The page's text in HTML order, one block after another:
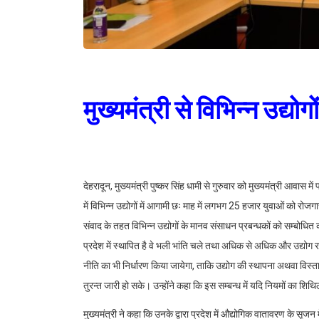
मुख्यमंत्री से विभिन्न
देहरादून, मुख्यमंत्री पुष्कर सिंह धामी से गुरुवार को मुख्यमंत्री आवास
में विभिन्न उद्योगों में आगामी छः माह में लगभग 25 हजार युवाओं को
संवाद के तहत विभिन्न उद्योगों के मानव संसाधन प्रबन्धकों को
प्रदेश में स्थापित है वे भली भांति चले तथा अधिक से अधिक और उद्योग
नीति का भी निर्धारण किया जायेगा, ताकि उद्योग की स्थापना अथवा
तुरन्त जारी हो सके। उन्होंने कहा कि इस सम्बन्ध में यदि नियमों का
मुख्यमंत्री ने कहा कि उनके द्वारा प्रदेश में औद्योगिक वातावरण के